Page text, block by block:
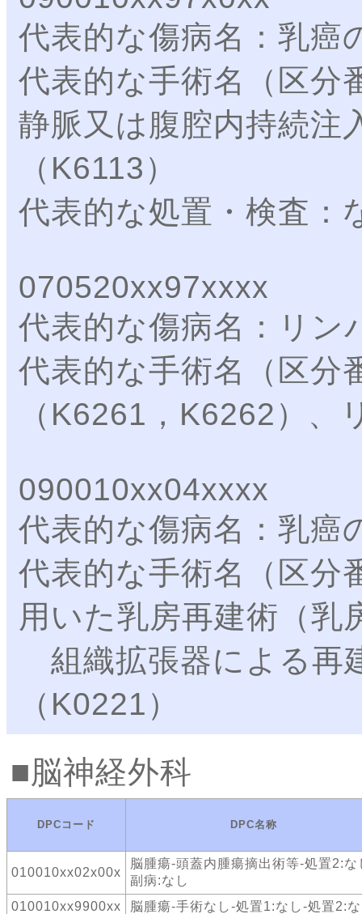
代表的な傷病名：乳癌
代表的な手術名（区分
静脈又は腹腔内持続注
（K6113）
代表的な処置・検査：
070520xx97xxxx
代表的な傷病名：リン
代表的な手術名（区分
（K6261，K6262）
090010xx04xxxx
代表的な傷病名：乳癌
代表的な手術名（区分
用いた乳房再建術（乳
組織拡張器による再
（K0221）
脳神経外科
DPCコード DPC名称
010010xx02x00x
脳腫瘍-頭蓋内腫瘍摘出術等-処置2:な
副病:なし
010010xx9900xx
脳腫瘍-手術なし-処置1:なし-処置2: